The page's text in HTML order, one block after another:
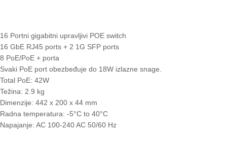
16 Portni gigabitni upravljivi POE switch
16 GbE RJ45 ports + 2 1G SFP ports
8 PoE/PoE + porta
Svaki PoE port obezbeđuje do 18W izlazne snage.
Total PoE: 42W
Težina: 2.9 kg
Dimenzije: 442 x 200 x 44 mm
Radna temperatura: -5°C to 40°C
Napajanje: AC 100-240 AC 50/60 Hz